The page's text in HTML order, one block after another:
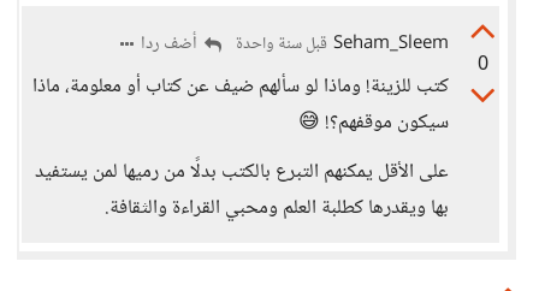
0
Seham_Sleem قبل سنة واحدة أضف ردا
كتب للزينة! وماذا لو سألهم ضيف عن كتاب أو معلومة، ماذا
سيكون موقفهم؟! 😅
على الأقل يمكنهم التبرع بالكتب بدلًا من رميها لمن يستفيد
بها ويقدرها كطلبة العلم ومحبي القراءة والثقافة.